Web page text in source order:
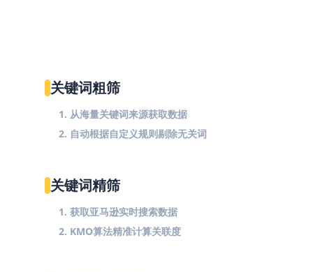
关键词粗筛
1. 从海量关键词来源获取数据
2. 自动根据自定义规则剔除无关词
关键词精筛
1. 获取亚马逊实时搜索数据
2. KMO算法精准计算关联度